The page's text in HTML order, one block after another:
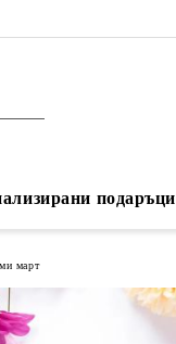
подаръци
март